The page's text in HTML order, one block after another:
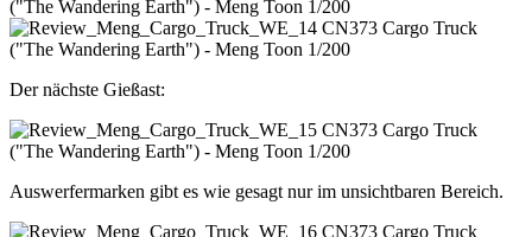
Der nächste Gießast:
Auswerfermarken gibt es wie gesagt nur im unsichtbaren Bereich.